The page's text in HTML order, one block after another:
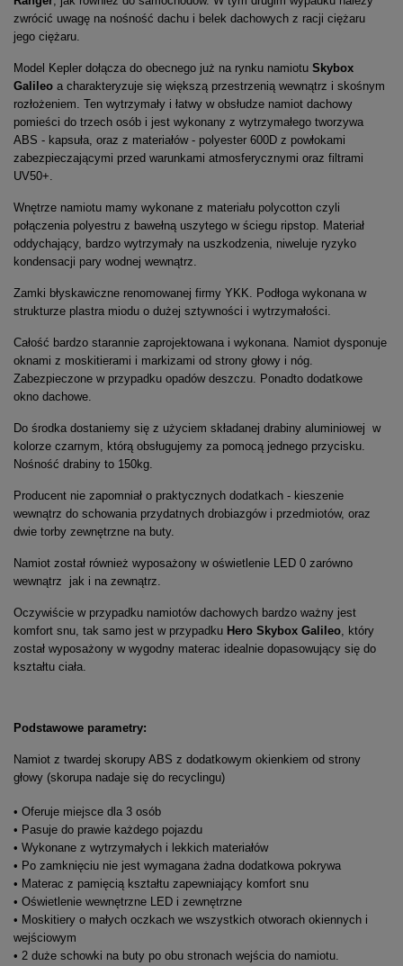
zwrócić uwagę na nośność dachu i belek dachowych z racji ciężaru
jego ciężaru.
Model Kepler dołącza do obecnego już na rynku namiotu Skybox
Galileo a charakteryzuje się większą przestrzenią wewnątrz i skośnym
rozłożeniem. Ten wytrzymały i łatwy w obsłudze namiot dachowy
pomieści do trzech osób i jest wykonany z wytrzymałego tworzywa
ABS - kapsuła, oraz z materiałów - polyester 600D z powłokami
zabezpieczającymi przed warunkami atmosferycznymi oraz filtrami
UV50+.
Wnętrze namiotu mamy wykonane z materiału polycotton czyli
połączenia polyestru z bawełną uszytego w ściegu ripstop. Materiał
oddychający, bardzo wytrzymały na uszkodzenia, niweluje ryzyko
kondensacji pary wodnej wewnątrz.
Zamki błyskawiczne renomowanej firmy YKK. Podłoga wykonana w
strukturze plastra miodu o dużej sztywności i wytrzymałości.
Całość bardzo starannie zaprojektowana i wykonana. Namiot dysponuje
oknami z moskitierami i markizami od strony głowy i nóg.
Zabezpieczone w przypadku opadów deszczu. Ponadto dodatkowe
okno dachowe.
Do środka dostaniemy się z użyciem składanej drabiny aluminiowej w
kolorze czarnym, którą obsługujemy za pomocą jednego przycisku.
Nośność drabiny to 150kg.
Producent nie zapomniał o praktycznych dodatkach - kieszenie
wewnątrz do schowania przydatnych drobiazgów i przedmiotów, oraz
dwie torby zewnętrzne na buty.
Namiot został również wyposażony w oświetlenie LED 0 zarówno
wewnątrz jak i na zewnątrz.
Oczywiście w przypadku namiotów dachowych bardzo ważny jest
komfort snu, tak samo jest w przypadku Hero Skybox Galileo, który
został wyposażony w wygodny materac idealnie dopasowujący się do
kształtu ciała.
Podstawowe parametry:
Namiot z twardej skorupy ABS z dodatkowym okienkiem od strony
głowy (skorupa nadaje się do recyclingu)
• Oferuje miejsce dla 3 osób
• Pasuje do prawie każdego pojazdu
• Wykonane z wytrzymałych i lekkich materiałów
• Po zamknięciu nie jest wymagana żadna dodatkowa pokrywa
• Materac z pamięcią kształtu zapewniający komfort snu
• Oświetlenie wewnętrzne LED i zewnętrzne
• Moskitiery o małych oczkach we wszystkich otworach okiennych i
wejściowym
• 2 duże schowki na buty po obu stronach wejścia do namiotu.